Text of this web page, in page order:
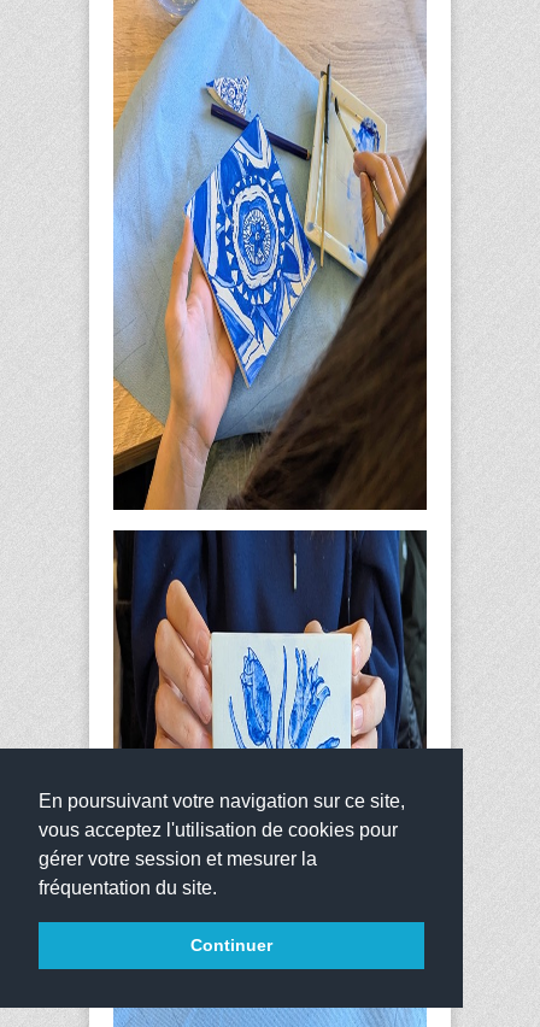
En poursuivant votre navigation sur ce site,
vous acceptez l'utilisation de cookies pour
gérer votre session et mesurer la
fréquentation du site.
Continuer